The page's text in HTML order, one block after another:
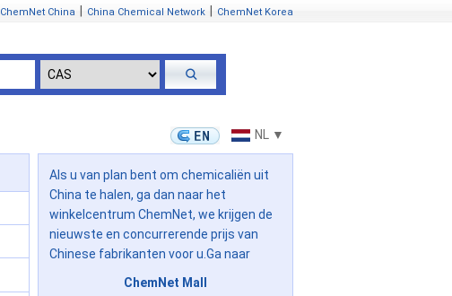
ChemNet China China Chemical Network ChemNet Korea
NL ▼
Als u van plan bent om chemicaliën uit
China te halen, ga dan naar het
winkelcentrum ChemNet, we krijgen de
nieuwste en concurrerende prijs van
Chinese fabrikanten voor u.Ga naar
ChemNet Mall